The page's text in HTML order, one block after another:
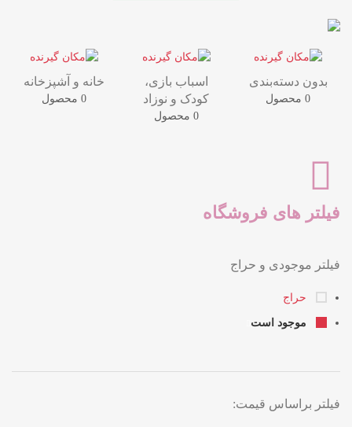
بدون دسته‌بندی
0 محصول
اسباب بازی،
کودک و نوزاد
0 محصول
خانه و آشپزخانه
0 محصول
فیلتر های فروشگاه
فیلتر موجودی و حراج
حراج
موجود است
فیلتر براساس قیمت: